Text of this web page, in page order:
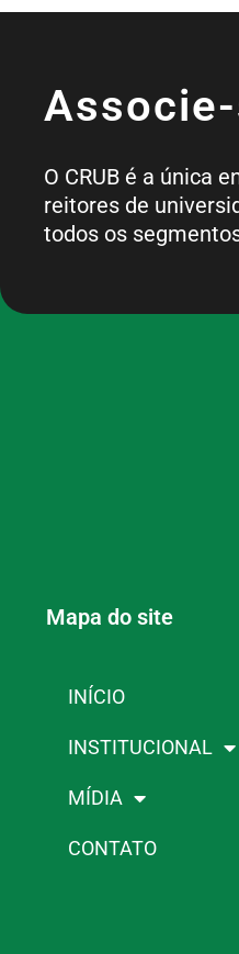
O CRUB é a única
reitores de
todos os
Mapa do site
INÍCIO
INSTITUCIONAL
MÍDIA
CONTATO